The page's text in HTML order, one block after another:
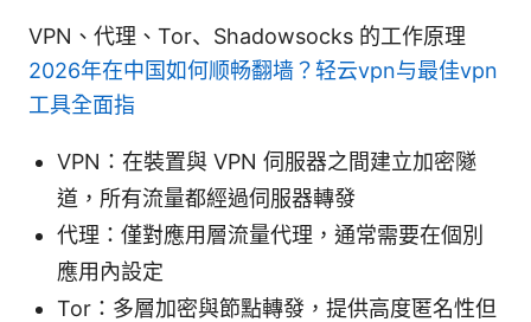
VPN、代理、Tor、Shadowsocks 的工作原理
2026年在中国如何顺畅翻墙？轻云vpn与最佳vpn
工具全面指
VPN：在裝置與 VPN 伺服器之間建立加密隧
道，所有流量都經過伺服器轉發
代理：僅對應用層流量代理，通常需要在個別
應用內設定
Tor：多層加密與節點轉發，提供高度匿名性但